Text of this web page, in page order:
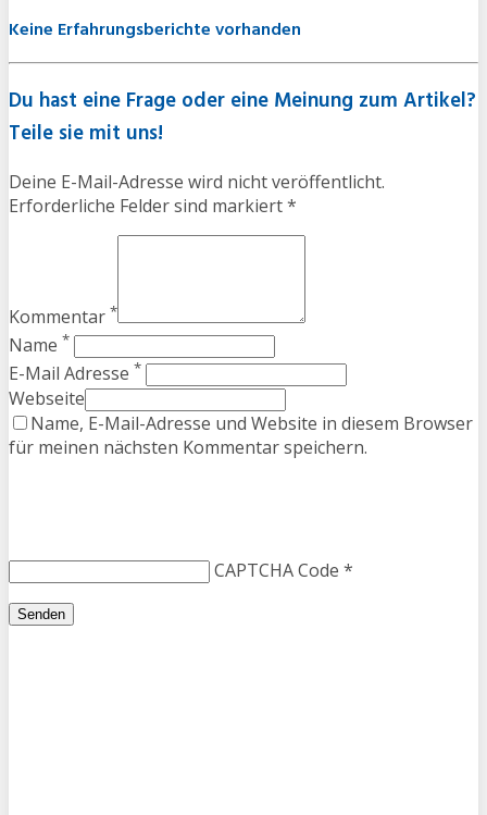
Keine Erfahrungsberichte vorhanden
Du hast eine Frage oder eine Meinung zum Artikel?
Teile sie mit uns!
Deine E-Mail-Adresse wird nicht veröffentlicht.
Erforderliche Felder sind markiert *
Kommentar *
Name *
E-Mail Adresse *
Webseite
Name, E-Mail-Adresse und Website in diesem Browser
für meinen nächsten Kommentar speichern.
CAPTCHA Code *